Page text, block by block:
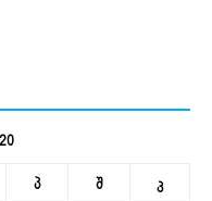
პ შ კ